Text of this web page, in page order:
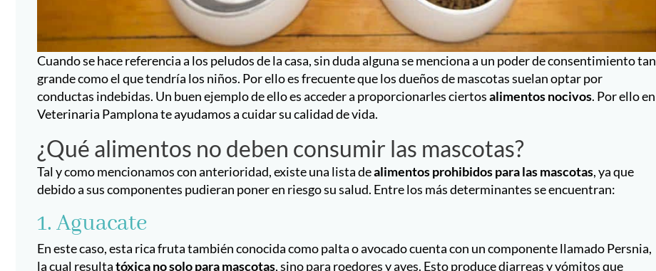
Cuando se hace referencia a los peludos de la casa, sin duda alguna se menciona a un poder de consentimiento tan
grande como el que tendría los niños. Por ello es frecuente que los dueños de mascotas suelan optar por
conductas indebidas. Un buen ejemplo de ello es acceder a proporcionarles ciertosalimentos nocivos. Por ello en
Veterinaria Pamplona te ayudamos a cuidar su calidad de vida.
¿Qué alimentos no deben consumir las mascotas?
Tal y como mencionamos con anterioridad, existe una lista dealimentos prohibidos para las mascotas, ya que
debido a sus componentes pudieran poner en riesgo su salud. Entre los más determinantes se encuentran:
1. Aguacate
En este caso, esta rica fruta también conocida como palta o avocado cuenta con un componente llamado Persnia,
la cual resultatóxica no solo para mascotas, sino para roedores y aves. Esto produce diarreas y vómitos que